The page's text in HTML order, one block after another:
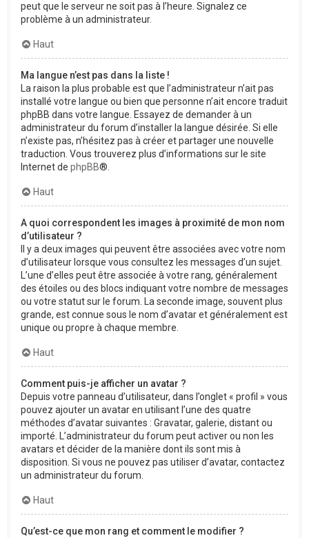
peut que le serveur ne soit pas à l’heure. Signalez ce
problème à un administrateur.
Haut
Ma langue n’est pas dans la liste !
La raison la plus probable est que l’administrateur n’ait pas
installé votre langue ou bien que personne n’ait encore traduit
phpBB dans votre langue. Essayez de demander à un
administrateur du forum d’installer la langue désirée. Si elle
n’existe pas, n’hésitez pas à créer et partager une nouvelle
traduction. Vous trouverez plus d’informations sur le site
Internet de phpBB®.
Haut
A quoi correspondent les images à proximité de mon nom
d’utilisateur ?
Il y a deux images qui peuvent être associées avec votre nom
d’utilisateur lorsque vous consultez les messages d’un sujet.
L’une d’elles peut être associée à votre rang, généralement
des étoiles ou des blocs indiquant votre nombre de messages
ou votre statut sur le forum. La seconde image, souvent plus
grande, est connue sous le nom d’avatar et généralement est
unique ou propre à chaque membre.
Haut
Comment puis-je afficher un avatar ?
Depuis votre panneau d’utilisateur, dans l’onglet « profil » vous
pouvez ajouter un avatar en utilisant l’une des quatre
méthodes d’avatar suivantes : Gravatar, galerie, distant ou
importé. L’administrateur du forum peut activer ou non les
avatars et décider de la manière dont ils sont mis à
disposition. Si vous ne pouvez pas utiliser d’avatar, contactez
un administrateur du forum.
Haut
Qu’est-ce que mon rang et comment le modifier ?